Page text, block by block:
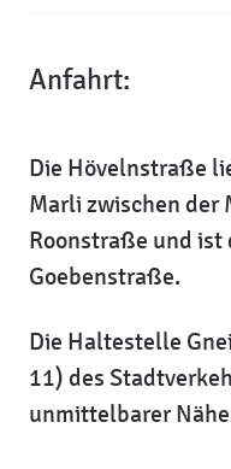
Anfahrt:
Die Hövelnstraße
Marli zwischen der
Roonstraße und ist
Goebenstraße.
Die Haltestelle
11) des
unmittelbarer